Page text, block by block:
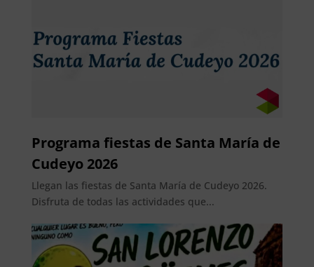
Programa fiestas de Santa María de
Cudeyo 2026
Llegan las fiestas de Santa María de Cudeyo 2026.
Disfruta de todas las actividades que...